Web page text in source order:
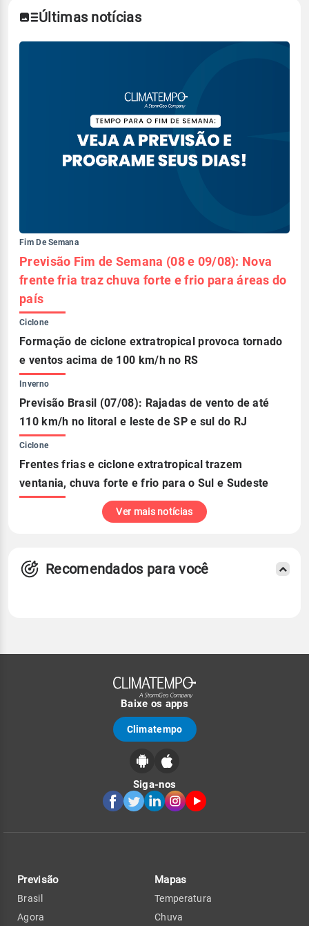
Últimas notícias
Fim De Semana
Previsão Fim de Semana (08 e 09/08): Nova
frente fria traz chuva forte e frio para áreas do
país
Ciclone
Formação de ciclone extratropical provoca tornado
e ventos acima de 100 km/h no RS
Inverno
Previsão Brasil (07/08): Rajadas de vento de até
110 km/h no litoral e leste de SP e sul do RJ
Ciclone
Frentes frias e ciclone extratropical trazem
ventania, chuva forte e frio para o Sul e Sudeste
Ver mais notícias
Recomendados para você
Baixe os apps
Climatempo
Siga-nos
Previsão
Brasil
Agora
Mapas
Temperatura
Chuva